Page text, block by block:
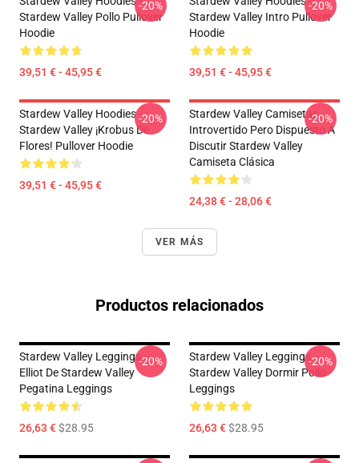
Stardew Valley Pollo Pullover
Hoodie
39,51 € - 45,95 €
-20%
Stardew Valley Intro Pullover
Hoodie
39,51 € - 45,95 €
-20%
Stardew Valley Hoodies -
Stardew Valley ¡Krobus De
Flores! Pullover Hoodie
39,51 € - 45,95 €
-20%
Stardew Valley Camisetas -
Introvertido Pero Dispuesto A
Discutir Stardew Valley
Camiseta Clásica
24,38 € - 28,06 €
-20%
VER MÁS
Productos relacionados
Stardew Valley Leggings -
Elliot De Stardew Valley
Pegatina Leggings
26,63 €$28.95
-20%
Stardew Valley Leggings -
Stardew Valley Dormir Pollo
Leggings
26,63 €$28.95
-20%